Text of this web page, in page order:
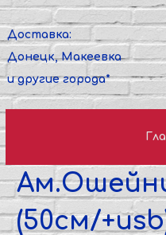
Доставка:
Донецк, Макеевка
и другие города*
(50см/